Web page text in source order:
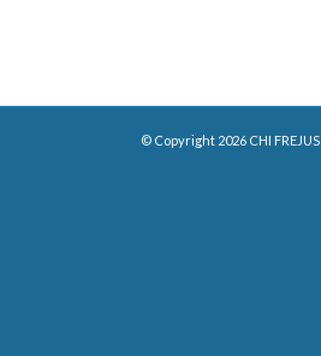
© Copyright 2026 CHI FREJUS